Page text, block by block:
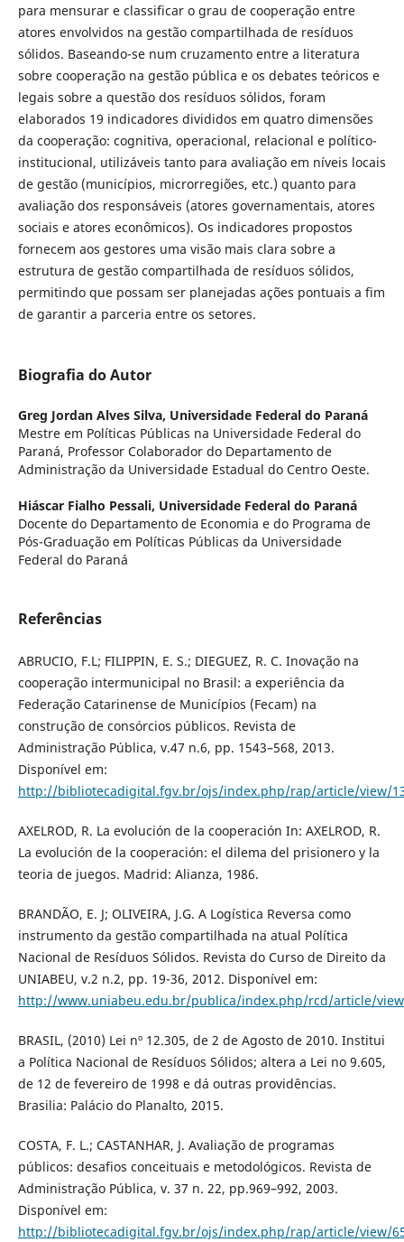
para mensurar e classificar o grau de cooperação entre
atores envolvidos na gestão compartilhada de resíduos
sólidos. Baseando-se num cruzamento entre a literatura
sobre cooperação na gestão pública e os debates teóricos e
legais sobre a questão dos resíduos sólidos, foram
elaborados 19 indicadores divididos em quatro dimensões
da cooperação: cognitiva, operacional, relacional e político-
institucional, utilizáveis tanto para avaliação em níveis locais
de gestão (municípios, microrregiões, etc.) quanto para
avaliação dos responsáveis (atores governamentais, atores
sociais e atores econômicos). Os indicadores propostos
fornecem aos gestores uma visão mais clara sobre a
estrutura de gestão compartilhada de resíduos sólidos,
permitindo que possam ser planejadas ações pontuais a fim
de garantir a parceria entre os setores.
Biografia do Autor
Greg Jordan Alves Silva, Universidade Federal do Paraná
Mestre em Políticas Públicas na Universidade Federal do
Paraná, Professor Colaborador do Departamento de
Administração da Universidade Estadual do Centro Oeste.
Hiáscar Fialho Pessali, Universidade Federal do Paraná
Docente do Departamento de Economia e do Programa de
Pós-Graduação em Políticas Públicas da Universidade
Federal do Paraná
Referências
ABRUCIO, F.L; FILIPPIN, E. S.; DIEGUEZ, R. C. Inovação na
cooperação intermunicipal no Brasil: a experiência da
Federação Catarinense de Municípios (Fecam) na
construção de consórcios públicos. Revista de
Administração Pública, v.47 n.6, pp. 1543–568, 2013.
Disponível em:
http://bibliotecadigital.fgv.br/ojs/index.php/rap/article/view/
AXELROD, R. La evolución de la cooperación In: AXELROD, R.
La evolución de la cooperación: el dilema del prisionero y la
teoria de juegos. Madrid: Alianza, 1986.
BRANDÃO, E. J; OLIVEIRA, J.G. A Logística Reversa como
instrumento da gestão compartilhada na atual Política
Nacional de Resíduos Sólidos. Revista do Curso de Direito da
UNIABEU, v.2 n.2, pp. 19-36, 2012. Disponível em:
http://www.uniabeu.edu.br/publica/index.php/rcd/article/
BRASIL, (2010) Lei nº 12.305, de 2 de Agosto de 2010. Institui
a Política Nacional de Resíduos Sólidos; altera a Lei no 9.605,
de 12 de fevereiro de 1998 e dá outras providências.
Brasilia: Palácio do Planalto, 2015.
COSTA, F. L.; CASTANHAR, J. Avaliação de programas
públicos: desafios conceituais e metodológicos. Revista de
Administração Pública, v. 37 n. 22, pp.969–992, 2003.
Disponível em:
http://bibliotecadigital.fgv.br/ojs/index.php/rap/article/view/